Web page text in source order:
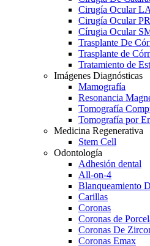
Cirugía Ocular
Cirugía Ocular
Círugia Ocular
Trasplante De
Trasplante de
Tratamiento de
Imágenes Diagnósticas
Mamografía
Resonancia
Tomografía
Tomografía por
Medicina Regenerativa
Stem Cell
Odontología
Adhesión dental
All-on-4
Blanqueamiento
Carillas
Coronas
Coronas de
Coronas De
Coronas Emax